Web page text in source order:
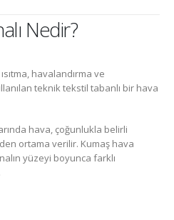
Nedir?
havalandırma ve
teknik tekstil tabanlı bir hava
hava, çoğunlukla belirli
ortama verilir. Kumaş hava
yüzeyi boyunca farklı